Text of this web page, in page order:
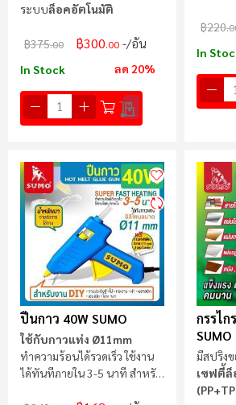
ระบบล็อคอัตโนมัติ
฿375.00 ฿300.00 /อัน
In Stock ลด 20%
฿220
In
ปืนกาว 40W SUMO
ใช้กับกาวแท่ง Ø11mm
ทำความร้อนได้รวดเร็ว ใช้งาน
ได้ทันทีภายใน 3-5 นาที สำหรับ
กรรไ
SUMO
มีสปริง
เซฟตี้ล็